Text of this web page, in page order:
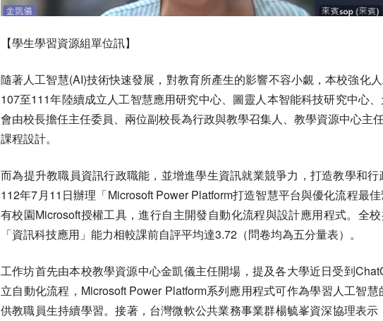
【學生學習資源組單位訊】
隨著人工智慧(AI)技術快速發展，對教育所產生的影響不容小覷，本校強化
107至111年陸續成立人工智慧應用研究中心、圖靈人本智能科技研究中心
會由校長擔任主任委員、兩位副校長為行政與教學召集人、教學資源中心
課程設計。
而為提升教職員資訊行政職能，並增進學生資訊就業競爭力，打造教學和
112年7月11日辦理「Microsoft Power Platform打造智慧平台與優化流程最
有校園Microsoft授權工具，進行自主開發自動化流程與設計應用程式。全
「資訊科技應用」能力相較課前自評平均達3.72（問卷均為五分量表）。
工作坊首先由本校教學資源中心金凱儀主任開場，提及各大學近日受到
立自動化流程，Microsoft Power Platform系列應用程式可作為學習人工智
供教職員生持續學習。接著，台灣微軟公共業務事業群楊毓峯資深協理表